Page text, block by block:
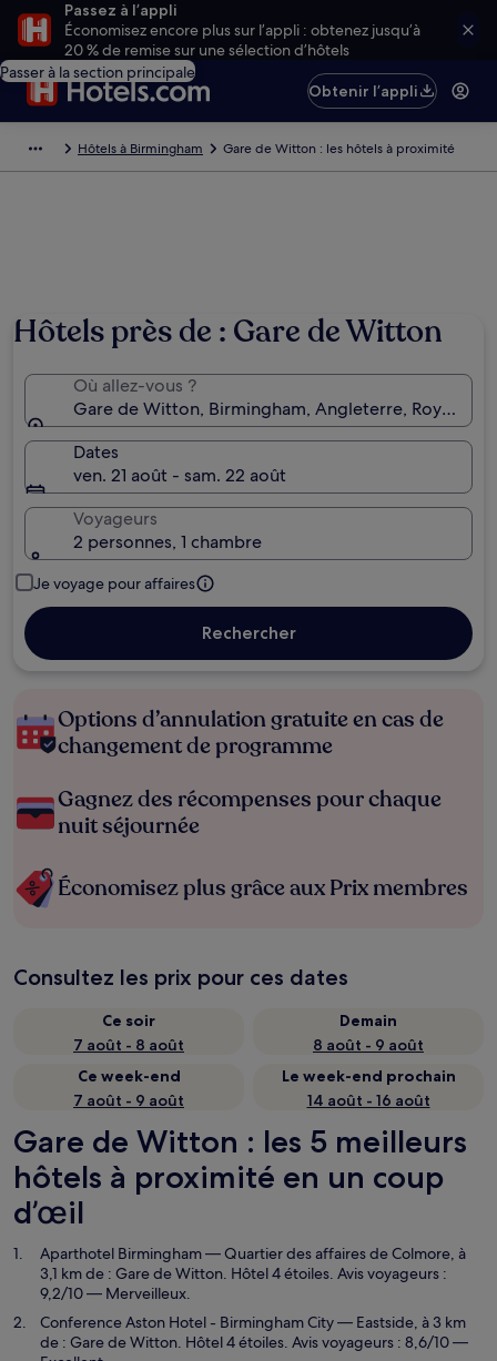
Passez à l’appli
Économisez encore plus sur l’appli : obtenez jusqu’à
20 % de remise sur une sélection d’hôtels
Passer à la section principale
Obtenir l’appli
Hôtels à Birmingham Gare de Witton : les hôtels à proximité
Hôtels près de : Gare de Witton
Où allez-vous ?
Gare de Witton, Birmingham, Angleterre,
Dates
ven. 21 août - sam. 22 août
Voyageurs
2 personnes, 1 chambre
Je voyage pour affaires
Rechercher
Options d’annulation gratuite en cas de
changement de programme
Gagnez des récompenses pour chaque
nuit séjournée
Économisez plus grâce aux Prix membres
Consultez les prix pour ces dates
Ce soir
7 août - 8 août
Demain
8 août - 9 août
Ce week-end
7 août - 9 août
Le week-end prochain
14 août - 16 août
Gare de Witton : les 5 meilleurs
hôtels à proximité en un coup
d’œil
Aparthotel Birmingham— Quartier des affaires de Colmore, à
3,1 km de : Gare de Witton. Hôtel 4 étoiles. Avis voyageurs :
9,2/10 — Merveilleux.
Conference Aston Hotel - Birmingham City— Eastside, à 3 km
de : Gare de Witton. Hôtel 4 étoiles. Avis voyageurs : 8,6/10 —